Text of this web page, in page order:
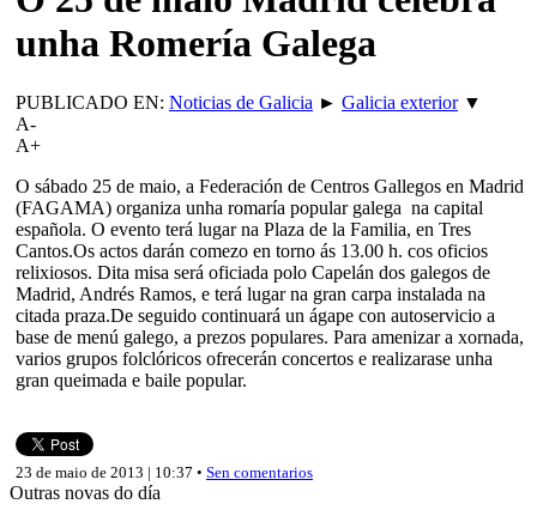
unha Romería Galega
PUBLICADO EN: Noticias de Galicia ► Galicia exterior▼
A-
A+
O sábado 25 de maio, a Federación de Centros Gallegos en Madrid
(FAGAMA) organiza unha romaría popular galega na capital
española. O evento terá lugar na Plaza de la Familia, en Tres
Cantos.Os actos darán comezo en torno ás 13.00 h. cos oficios
relixiosos. Dita misa será oficiada polo Capelán dos galegos de
Madrid, Andrés Ramos, e terá lugar na gran carpa instalada na
citada praza.De seguido continuará un ágape con autoservicio a
base de menú galego, a prezos populares. Para amenizar a xornada,
varios grupos folclóricos ofrecerán concertos e realizarase unha
gran queimada e baile popular.
23 de maio de 2013 | 10:37 • Sen comentarios
Outras novas do día